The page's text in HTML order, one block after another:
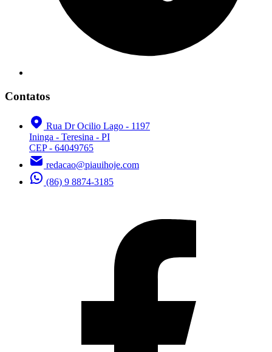
Contatos
Rua Dr Ocilio Lago - 1197
Ininga - Teresina - PI
CEP - 64049765
redacao@piauihoje.com
(86) 9 8874-3185